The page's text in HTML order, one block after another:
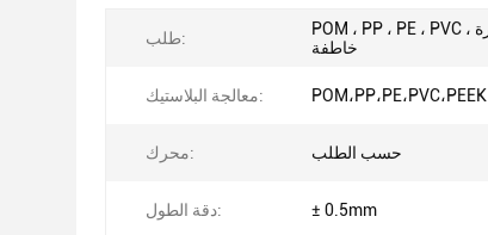
طلب:
POM ، PP ، PE ، PVC ، قضبان نظرة
خاطفة
معالجة البلاستيك: POM،PP،PE،PVC،PEEK
محرك: حسب الطلب
دقة الطول: ± 0.5mm